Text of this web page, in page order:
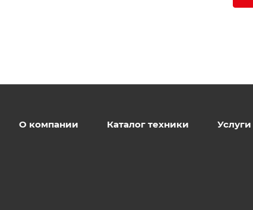
О компании Каталог техники Услуги